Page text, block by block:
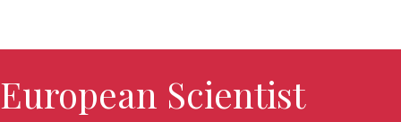
European Scientist